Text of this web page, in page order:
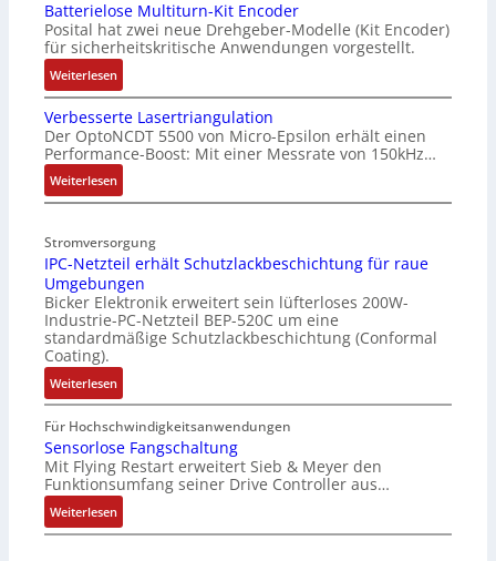
Batterielose Multiturn-Kit Encoder
Posital hat zwei neue Drehgeber-Modelle (Kit Encoder)
für sicherheitskritische Anwendungen vorgestellt.
Weiterlesen:
B
a
t
t
e
r
e
l
o
s
e
M
u
l
t
i
t
u
r
n
-
Verbesserte Lasertriangulation
Der OptoNCDT 5500 von Micro-Epsilon erhält einen
Performance-Boost: Mit einer Messrate von 150kHz…
Weiterlesen:
V
r
b
e
s
s
e
r
t
e
L
a
e
r
t
Stromversorgung
IPC-Netzteil erhält Schutzlackbeschichtung für raue
Umgebungen
Bicker Elektronik erweitert sein lüfterloses 200W-
Industrie-PC-Netzteil BEP-520C um eine
standardmäßige Schutzlackbeschichtung (Conformal
Coating).
Weiterlesen:
I
P
C
N
t
Für Hochschwindigkeitsanwendungen
Sensorlose Fangschaltung
Mit Flying Restart erweitert Sieb & Meyer den
Funktionsumfang seiner Drive Controller aus…
Weiterlesen:
S